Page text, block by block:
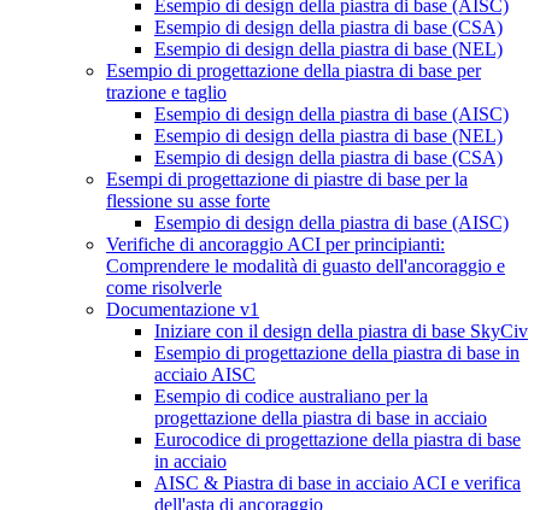
Esempio di design della piastra di base (AISC)
Esempio di design della piastra di base (CSA)
Esempio di design della piastra di base (NEL)
Esempio di progettazione della piastra di base per
trazione e taglio
Esempio di design della piastra di base (AISC)
Esempio di design della piastra di base (NEL)
Esempio di design della piastra di base (CSA)
Esempi di progettazione di piastre di base per la
flessione su asse forte
Esempio di design della piastra di base (AISC)
Verifiche di ancoraggio ACI per principianti:
Comprendere le modalità di guasto dell'ancoraggio e
come risolverle
Documentazione v1
Iniziare con il design della piastra di base SkyCiv
Esempio di progettazione della piastra di base in
acciaio AISC
Esempio di codice australiano per la
progettazione della piastra di base in acciaio
Eurocodice di progettazione della piastra di base
in acciaio
AISC & Piastra di base in acciaio ACI e verifica
dell'asta di ancoraggio